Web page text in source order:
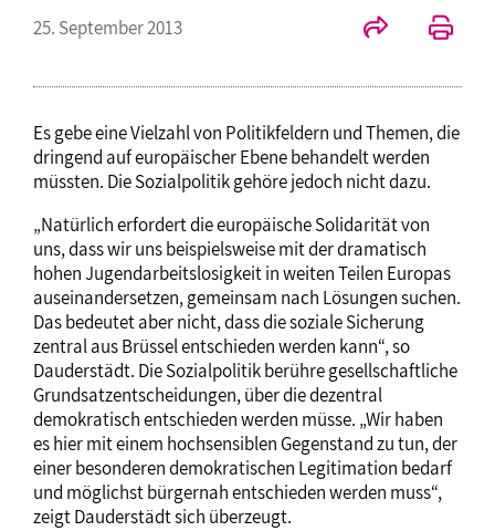
25. September 2013
Es gebe eine Vielzahl von Politikfeldern und Themen, die
dringend auf europäischer Ebene behandelt werden
müssten. Die Sozialpolitik gehöre jedoch nicht dazu.
„Natürlich erfordert die europäische Solidarität von
uns, dass wir uns beispielsweise mit der dramatisch
hohen Jugendarbeitslosigkeit in weiten Teilen Europas
auseinandersetzen, gemeinsam nach Lösungen suchen.
Das bedeutet aber nicht, dass die soziale Sicherung
zentral aus Brüssel entschieden werden kann“, so
Dauderstädt. Die Sozialpolitik berühre gesellschaftliche
Grundsatzentscheidungen, über die dezentral
demokratisch entschieden werden müsse. „Wir haben
es hier mit einem hochsensiblen Gegenstand zu tun, der
einer besonderen demokratischen Legitimation bedarf
und möglichst bürgernah entschieden werden muss“,
zeigt Dauderstädt sich überzeugt.